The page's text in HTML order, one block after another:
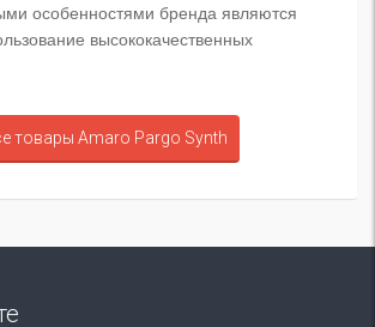
особенностями бренда являются
высококачественных
товары Amaro Pargo Synth